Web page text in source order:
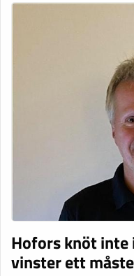
Hofors knöt inte
vinster ett måste